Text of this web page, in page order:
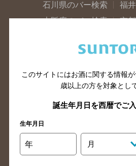
石川県のバー検索
福
大阪府のバー検索
京
滋賀県のバー検索
和歌
山口県のバー検索
鳥
島根県のバー検索
徳
高知県のバー検索
福
長崎県のバー検索
佐
このサイトにはお酒に関する情報が
歳以上の方を対象とし
誕生年月日を西暦でご入
生年月日
年 月